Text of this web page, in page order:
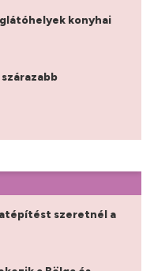
konyhai
szeretnél a